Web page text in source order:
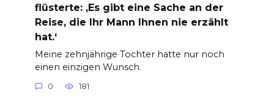
flüsterte: ‚Es gibt eine Sache an der
Reise, die Ihr Mann Ihnen nie erzählt
hat.‘
Meine zehnjährige Tochter hatte nur noch
einen einzigen Wunsch.
0 181